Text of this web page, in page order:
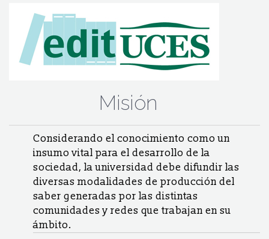
Misión
Considerando el conocimiento como un
insumo vital para el desarrollo de la
sociedad, la universidad debe difundir las
diversas modalidades de producción del
saber genera­das por las distintas
comunidades y redes que trabajan en su
ámbito.